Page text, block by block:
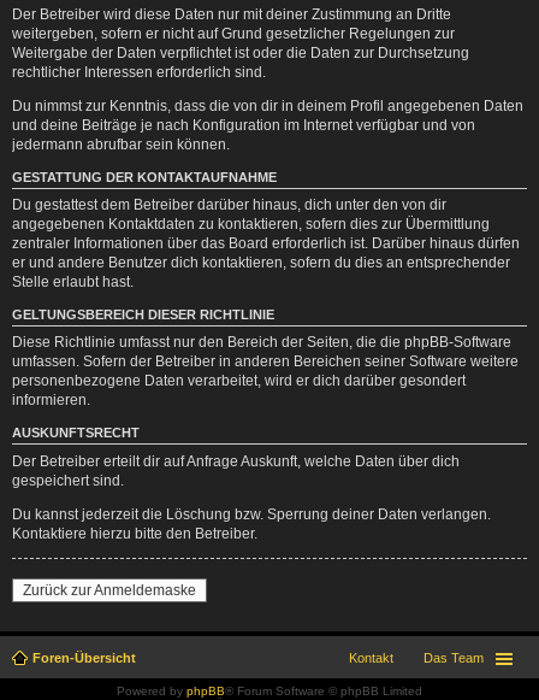
Der Betreiber wird diese Daten nur mit deiner Zustimmung an Dritte
weitergeben, sofern er nicht auf Grund gesetzlicher Regelungen zur
Weitergabe der Daten verpflichtet ist oder die Daten zur Durchsetzung
rechtlicher Interessen erforderlich sind.
Du nimmst zur Kenntnis, dass die von dir in deinem Profil angegebenen Daten
und deine Beiträge je nach Konfiguration im Internet verfügbar und von
jedermann abrufbar sein können.
GESTATTUNG DER KONTAKTAUFNAHME
Du gestattest dem Betreiber darüber hinaus, dich unter den von dir
angegebenen Kontaktdaten zu kontaktieren, sofern dies zur Übermittlung
zentraler Informationen über das Board erforderlich ist. Darüber hinaus dürfen
er und andere Benutzer dich kontaktieren, sofern du dies an entsprechender
Stelle erlaubt hast.
GELTUNGSBEREICH DIESER RICHTLINIE
Diese Richtlinie umfasst nur den Bereich der Seiten, die die phpBB-Software
umfassen. Sofern der Betreiber in anderen Bereichen seiner Software weitere
personenbezogene Daten verarbeitet, wird er dich darüber gesondert
informieren.
AUSKUNFTSRECHT
Der Betreiber erteilt dir auf Anfrage Auskunft, welche Daten über dich
gespeichert sind.
Du kannst jederzeit die Löschung bzw. Sperrung deiner Daten verlangen.
Kontaktiere hierzu bitte den Betreiber.
Zurück zur Anmeldemaske
Foren-Übersicht Das Team
Kontakt
Powered by phpBB® Forum Software © phpBB Limited